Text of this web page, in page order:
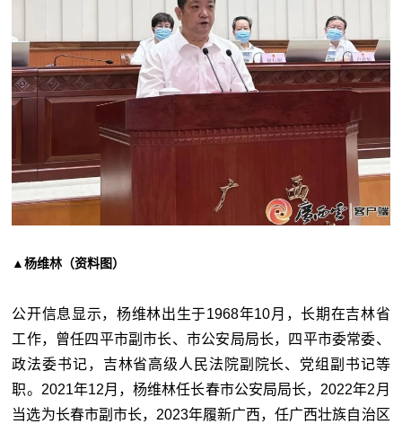
▲杨维林（资料图）
公开信息显示，杨维林出生于1968年10月，长期在吉林省
工作，曾任四平市副市长、市公安局局长，四平市委常委、
政法委书记，吉林省高级人民法院副院长、党组副书记等
职。2021年12月，杨维林任长春市公安局局长，2022年2月
当选为长春市副市长，2023年履新广西，任广西壮族自治区